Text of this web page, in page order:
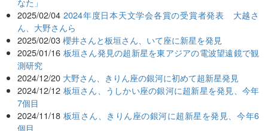
2025/02/04 2024年度日本天文学会各賞の受賞者発表 大越さ
ん、大野さんら
2025/02/03 櫻井さんと板垣さん、いて座に新星を発見
2025/01/16 板垣さん発見の超新星を東アジアの電波望遠鏡で観
測研究
2024/12/20 大野さん、きりん座の銀河に初めて超新星発見
2024/12/12 板垣さん、うしかい座の銀河に超新星を発見、今年
7個目
2024/11/18 板垣さん、きりん座の銀河に超新星を発見、今年6
個目